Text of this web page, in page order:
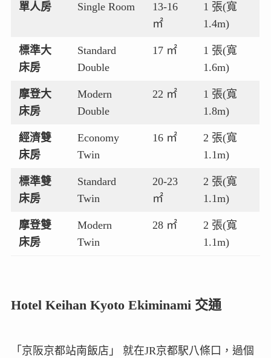
單人房 Single Room
13-16
㎡
1 張(寬
1.4m)
標準大
床房
Standard
Double
17 ㎡
1 張(寬
1.6m)
摩登大
床房
Modern
Double
22 ㎡
1 張(寬
1.8m)
經濟雙
床房
Economy
Twin
16 ㎡
2 張(寬
1.1m)
標準雙
床房
Standard
Twin
20-23
㎡
2 張(寬
1.1m)
摩登雙
床房
Modern
Twin
28 ㎡
2 張(寬
1.1m)
Hotel Keihan Kyoto Ekiminami 交通
「京阪京都站南飯店」 就在JR京都駅八條口，過個